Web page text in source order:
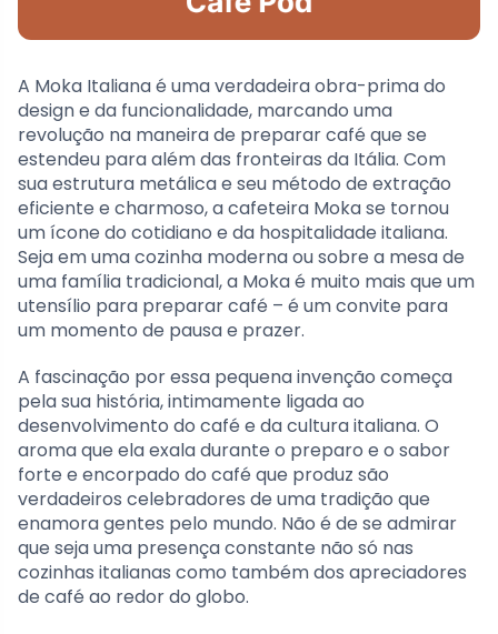
A Moka Italiana é uma verdadeira obra-prima do
design e da funcionalidade, marcando uma
revolução na maneira de preparar café que se
estendeu para além das fronteiras da Itália. Com
sua estrutura metálica e seu método de extração
eficiente e charmoso, a cafeteira Moka se tornou
um ícone do cotidiano e da hospitalidade italiana.
Seja em uma cozinha moderna ou sobre a mesa de
uma família tradicional, a Moka é muito mais que um
utensílio para preparar café – é um convite para
um momento de pausa e prazer.
A fascinação por essa pequena invenção começa
pela sua história, intimamente ligada ao
desenvolvimento do café e da cultura italiana. O
aroma que ela exala durante o preparo e o sabor
forte e encorpado do café que produz são
verdadeiros celebradores de uma tradição que
enamora gentes pelo mundo. Não é de se admirar
que seja uma presença constante não só nas
cozinhas italianas como também dos apreciadores
de café ao redor do globo.